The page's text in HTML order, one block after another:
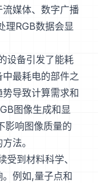
媒体、数字广播
理RGB数据会显
设备引发了能耗
最耗电的部件之
导致计算需求和
图像生成和显
影响图像质量的
法。
到材料科学、
例如,量子点和